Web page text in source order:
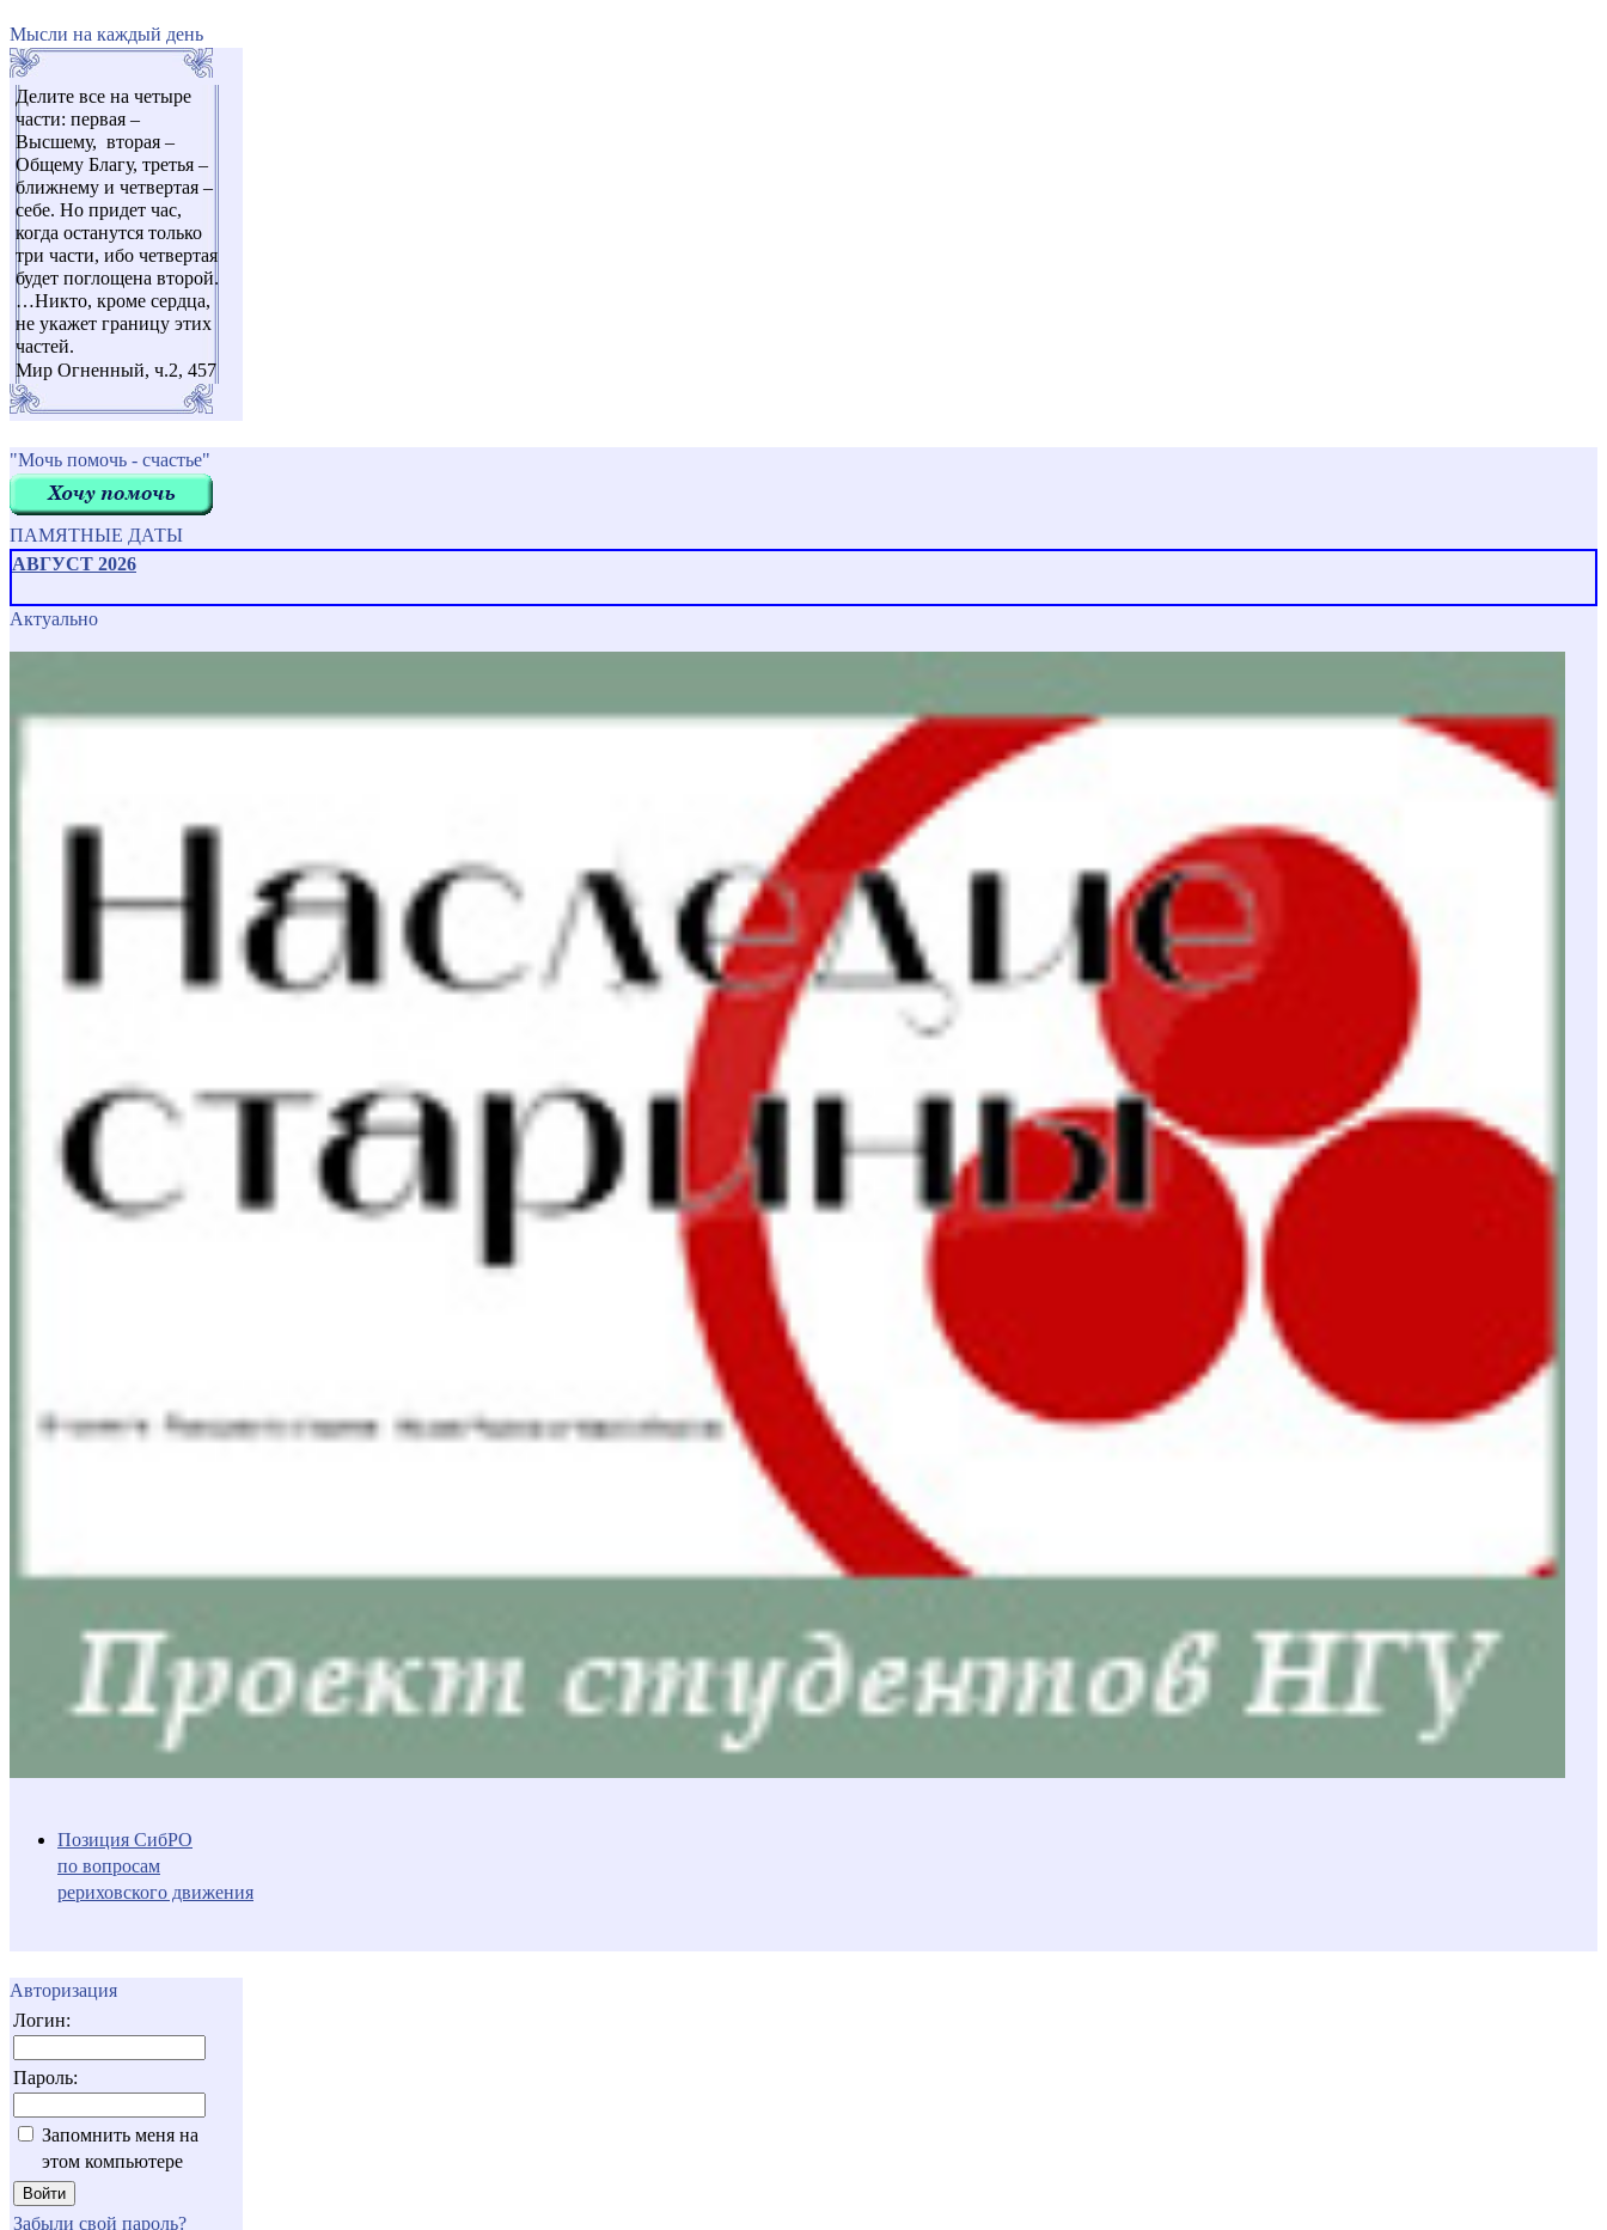
Мысли на каждый день
Делите все на четыре
части: первая –
Высшему, вторая –
Общему Благу, третья –
ближнему и четвертая –
себе. Но придет час,
когда останутся только
три части, ибо четвертая
будет поглощена второй.
…Никто, кроме сердца,
не укажет границу этих
частей.
Мир Огненный, ч.2, 457
"Мочь помочь - счастье"
ПАМЯТНЫЕ ДАТЫ
АВГУСТ 2026
Актуально
Позиция СибРО
по вопросам
рериховского движения
Авторизация
Логин:
Пароль:
Запомнить меня на
этом компьютере
Забыли свой пароль?